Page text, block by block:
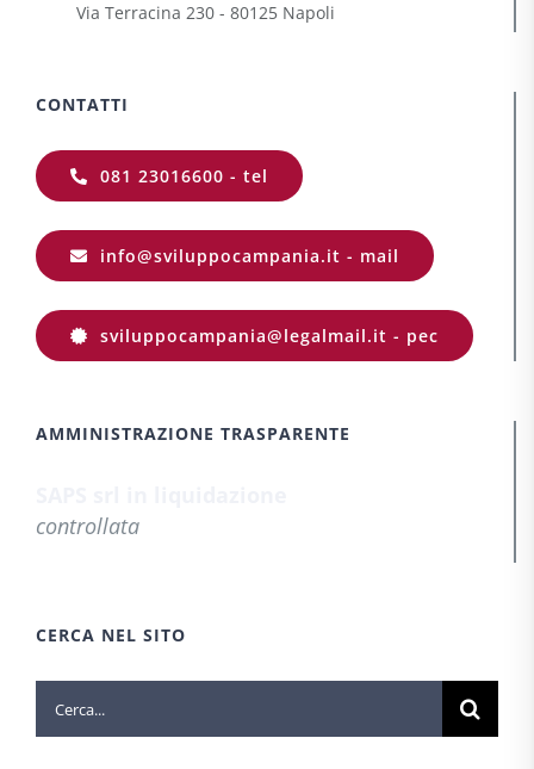
Via Terracina 230 - 80125 Napoli
CONTATTI
081 23016600 - tel
info@sviluppocampania.it - mail
sviluppocampania@legalmail.it - pec
AMMINISTRAZIONE TRASPARENTE
controllata
CERCA NEL SITO